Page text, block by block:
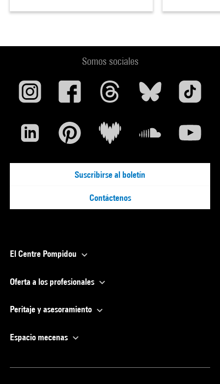
Somos sociales
Suscribirse al boletín
Contáctenos
El Centre Pompidou
Oferta a los profesionales
Peritaje y asesoramiento
Espacio mecenas